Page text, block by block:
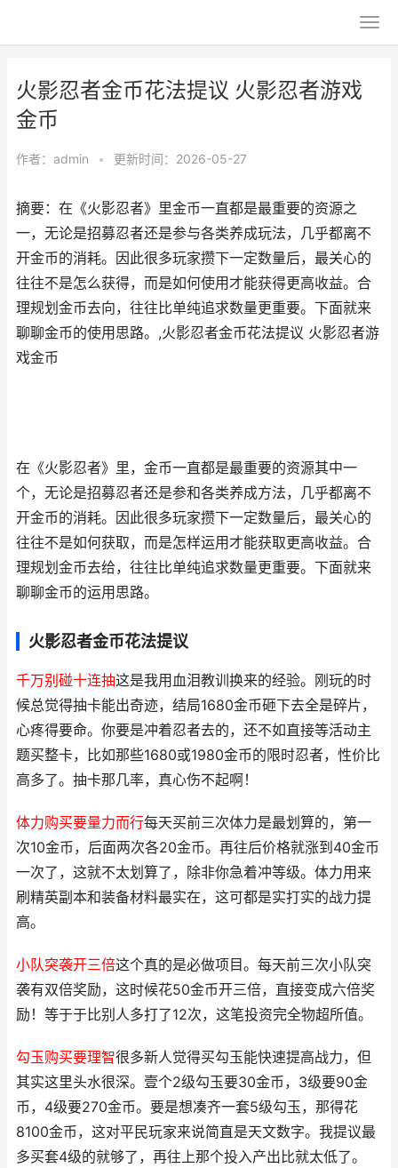
火影忍者金币花法提议 火影忍者游戏
金币
作者： admin • 更新时间：2026-05-27
摘要：在《火影忍者》里金币一直都是最重要的资源之
一，无论是招募忍者还是参与各类养成玩法，几乎都离不
开金币的消耗。因此很多玩家攒下一定数量后，最关心的
往往不是怎么获得，而是如何使用才能获得更高收益。合
理规划金币去向，往往比单纯追求数量更重要。下面就来
聊聊金币的使用思路。,火影忍者金币花法提议 火影忍者游
戏金币
在《火影忍者》里，金币一直都是最重要的资源其中一
个，无论是招募忍者还是参和各类养成方法，几乎都离不
开金币的消耗。因此很多玩家攒下一定数量后，最关心的
往往不是如何获取，而是怎样运用才能获取更高收益。合
理规划金币去给，往往比单纯追求数量更重要。下面就来
聊聊金币的运用思路。
火影忍者金币花法提议
千万别碰十连抽这是我用血泪教训换来的经验。刚玩的时
候总觉得抽卡能出奇迹，结局1680金币砸下去全是碎片，
心疼得要命。你要是冲着忍者去的，还不如直接等活动主
题买整卡，比如那些1680或1980金币的限时忍者，性价比
高多了。抽卡那几率，真心伤不起啊！
体力购买要量力而行每天买前三次体力是最划算的，第一
次10金币，后面两次各20金币。再往后价格就涨到40金币
一次了，这就不太划算了，除非你急着冲等级。体力用来
刷精英副本和装备材料最实在，这可都是实打实的战力提
高。
小队突袭开三倍这个真的是必做项目。每天前三次小队突
袭有双倍奖励，这时候花50金币开三倍，直接变成六倍奖
励！等于于比别人多打了12次，这笔投资完全物超所值。
勾玉购买要理智很多新人觉得买勾玉能快速提高战力，但
其实这里头水很深。壹个2级勾玉要30金币，3级要90金
币，4级要270金币。要是想凑齐一套5级勾玉，那得花
8100金币，这对平民玩家来说简直是天文数字。我提议最
多买套4级的就够了，再往上那个投入产出比就太低了。